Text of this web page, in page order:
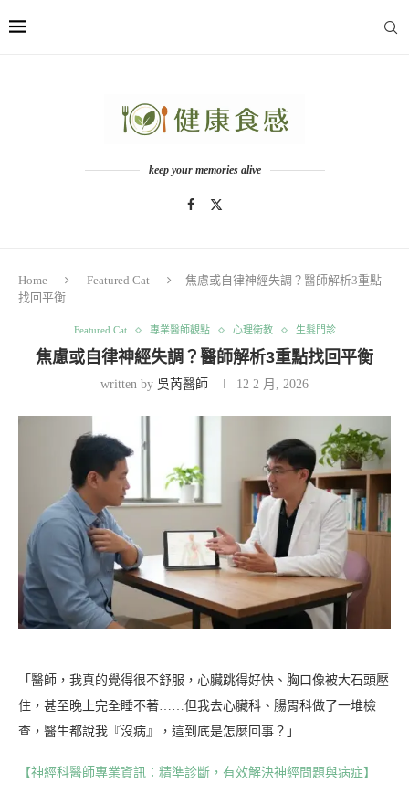
keep your memories alive
Home Featured Cat
焦慮或自律神經失調？醫師解析3重點
找回平衡
Featured Cat 專業醫師觀點 心理衛教 生髮門診
焦慮或自律神經失調？醫師解析3重點找回平衡
written by 吳芮醫師 12 2 月, 2026
「醫師，我真的覺得很不舒服，心臟跳得好快、胸口像被大石頭壓
住，甚至晚上完全睡不著……但我去心臟科、腸胃科做了一堆檢
查，醫生都說我『沒病』，這到底是怎麼回事？」
【神經科醫師專業資訊：精準診斷，有效解決神經問題與病症】